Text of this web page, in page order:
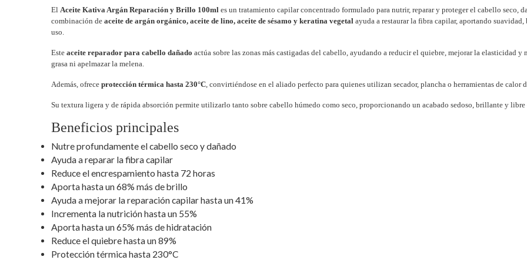
El Aceite Kativa Argán Reparación y Brillo 100ml es un tratamiento capilar concentrado formulado para nutrir, reparar y proteger el cabello seco,
combinación de aceite de argán orgánico, aceite de lino, aceite de sésamo y keratina vegetal ayuda a restaurar la fibra capilar, aportando
uso.
Este aceite reparador para cabello dañado actúa sobre las zonas más castigadas del cabello, ayudando a reducir el quiebre, mejorar la elasticidad
grasa ni apelmazar la melena.
Además, ofrece protección térmica hasta 230°C , convirtiéndose en el aliado perfecto para quienes utilizan secador, plancha o herramientas de calor
Su textura ligera y de rápida absorción permite utilizarlo tanto sobre cabello húmedo como seco, proporcionando un acabado sedoso, brillante y libre
Beneficios principales
Nutre profundamente el cabello seco y dañado
Ayuda a reparar la fibra capilar
Reduce el encrespamiento hasta 72 horas
Aporta hasta un 68% más de brillo
Ayuda a mejorar la reparación capilar hasta un 41%
Incrementa la nutrición hasta un 55%
Aporta hasta un 65% más de hidratación
Reduce el quiebre hasta un 89%
Protección térmica hasta 230°C